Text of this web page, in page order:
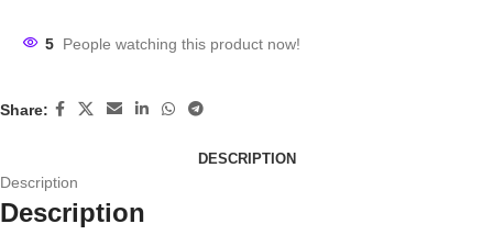
5 People watching this product now!
Share:
DESCRIPTION
Description
Description